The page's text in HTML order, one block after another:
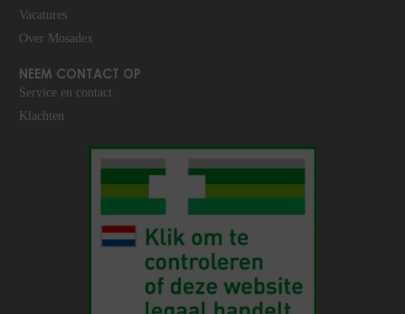
Vacatures
Over Mosadex
NEEM CONTACT OP
Service en contact
Klachten